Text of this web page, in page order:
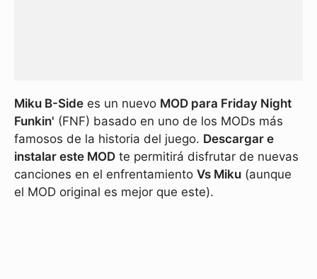
Miku B-Side es un nuevo MOD para Friday Night
Funkin' (FNF) basado en uno de los MODs más
famosos de la historia del juego. Descargar e
instalar este MOD te permitirá disfrutar de nuevas
canciones en el enfrentamiento Vs Miku (aunque
el MOD original es mejor que este).